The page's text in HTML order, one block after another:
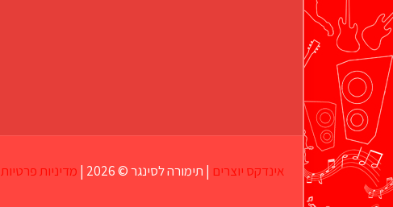
אינדקס יוצרים | תימורה לסינגר © 2026 | מדיניות פרטיות